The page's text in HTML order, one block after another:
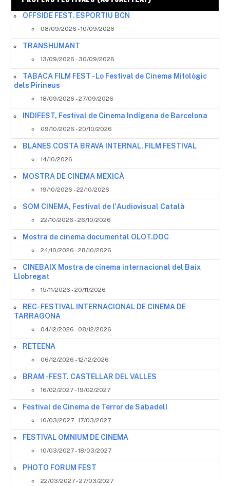
OFFSIDE FEST. ESPORTIU BCN
08/09/2026 - 10/09/2026
TRANSHUMANT
13/09/2026 - 30/09/2026
TABACA FILM FEST - Lo Festival de Cinema Mitològic
dels Pirineus
18/09/2026 - 27/09/2026
INDIFEST, Festival de Cinema Indígena de Barcelona
09/10/2026 - 20/10/2026
BLANES COSTA BRAVA INTERNAL. FILM FESTIVAL
14/10/2026
MOSTRA DE CINEMA MEXICÀ
19/10/2026 - 22/10/2026
SOM CINEMA, Festival de l'Audiovisual Català
22/10/2026 - 26/10/2026
Mostra de cinema documental OLOT.DOC
24/10/2026 - 28/10/2026
CINEBAIX Mostra de cinema internacional del Baix
Llobregat
15/11/2026 - 20/11/2026
REC- FESTIVAL INTERNACIONAL DE CINEMA DE
TARRAGONA
04/12/2026 - 08/12/2026
RETEENA
06/12/2026 - 12/12/2026
BRAM - FEST. CASTELLAR DEL VALLES
16/02/2027 - 19/02/2027
Festival de Cinema de Terror de Sabadell
10/03/2027 - 17/03/2027
FESTIVAL OMNIUM DE CINEMA
10/03/2027 - 18/03/2027
PHOTO FORUM FEST
22/03/2027 - 27/03/2027